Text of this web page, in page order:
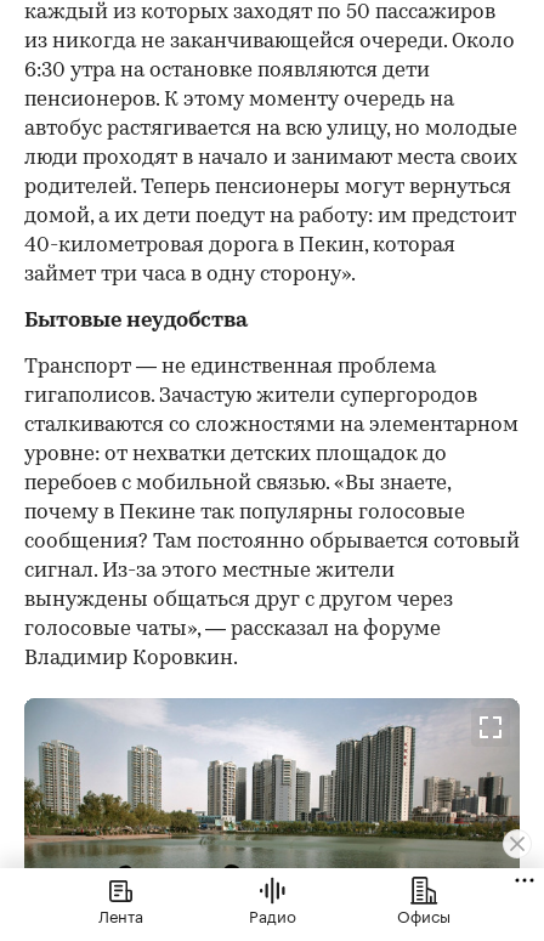
каждый из которых заходят по 50 пассажиров
из никогда не заканчивающейся очереди. Около
6:30 утра на остановке появляются дети
пенсионеров. К этому моменту очередь на
автобус растягивается на всю улицу, но молодые
люди проходят в начало и занимают места своих
родителей. Теперь пенсионеры могут вернуться
домой, а их дети поедут на работу: им предстоит
40-километровая дорога в Пекин, которая
займет три часа в одну сторону».
Бытовые неудобства
Транспорт — не единственная проблема
гигаполисов. Зачастую жители супергородов
сталкиваются со сложностями на элементарном
уровне: от нехватки детских площадок до
перебоев с мобильной связью. «Вы знаете,
почему в Пекине так популярны голосовые
сообщения? Там постоянно обрывается сотовый
сигнал. Из-за этого местные жители
вынуждены общаться друг с другом через
голосовые чаты», — рассказал на форуме
Владимир Коровкин.
Лента Радио Офисы